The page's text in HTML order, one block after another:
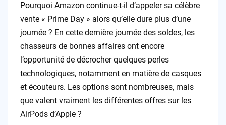
Pourquoi Amazon continue-t-il d’appeler sa célèbre
vente « Prime Day » alors qu’elle dure plus d’une
journée ? En cette dernière journée des soldes, les
chasseurs de bonnes affaires ont encore
l’opportunité de décrocher quelques perles
technologiques, notamment en matière de casques
et écouteurs. Les options sont nombreuses, mais
que valent vraiment les différentes offres sur les
AirPods d’Apple ?